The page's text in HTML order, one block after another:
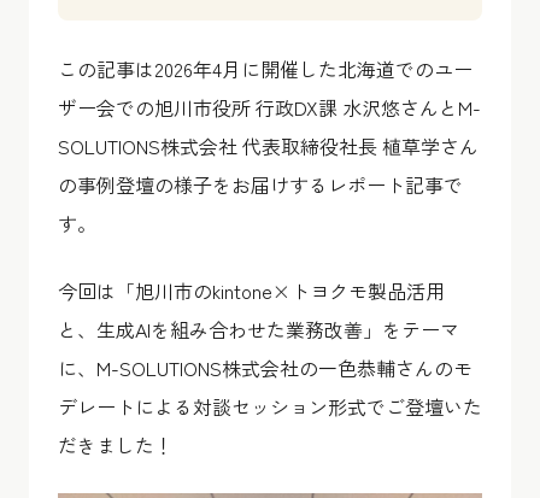
この記事は2026年4月に開催した北海道でのユー
ザー会での旭川市役所 行政DX課 水沢悠さんとM-
SOLUTIONS株式会社 代表取締役社長 植草学さん
の事例登壇の様子をお届けするレポート記事で
す。
今回は「旭川市のkintone×トヨクモ製品活用
と、生成AIを組み合わせた業務改善」をテーマ
に、M-SOLUTIONS株式会社の一色恭輔さんのモ
デレートによる対談セッション形式でご登壇いた
だきました！